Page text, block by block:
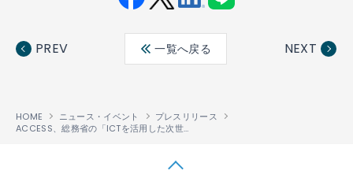
ebo ter
edin
PREV 一覧へ戻る NEXT
HOME ニュース・イベント
プレスリリース
ACCESS、総務省の「ICTを活用した次世代ITSの確立」研究開発事業に ブラウザ開発企業として選定